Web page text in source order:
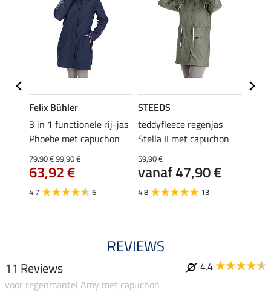
Felix Bühler
3 in 1 functionele rij-jas
Phoebe met capuchon
79,90 €99,90 €
63,92 €
4.7 6
STEEDS
teddyfleece regenjas
Stella II met capuchon
59,90 €
vanaf 47,90 €
4.8 13
REVIEWS
11 Reviews
4.4
voor regenmantel Amy met capuchon